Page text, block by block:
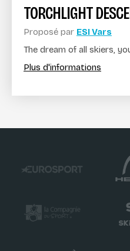
TORCHLIGHT
Proposé par ESI Vars
The dream of all skiers,
Plus d'informations